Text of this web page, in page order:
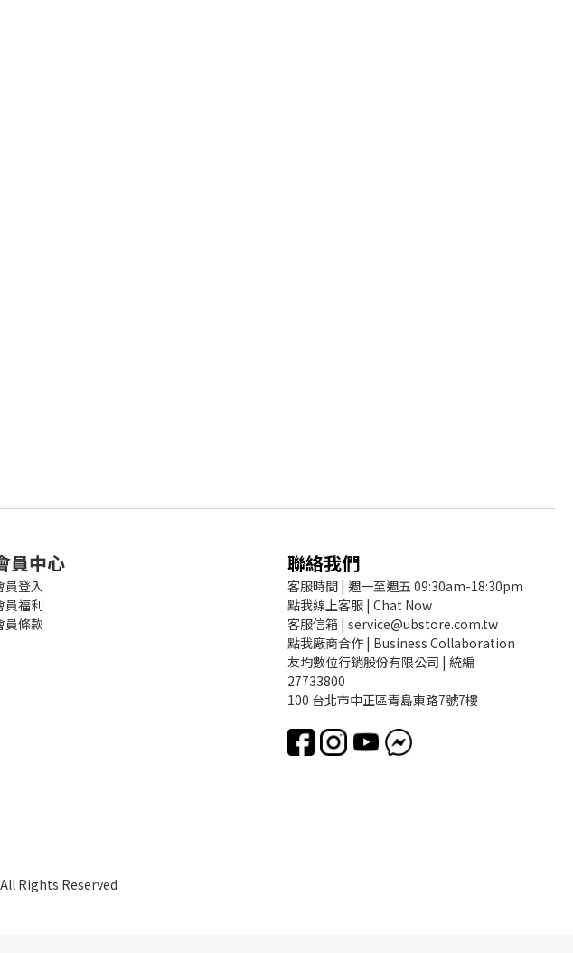
員中心
員登入
員福利
員條款
聯絡我們
客服時間 | 週一至週五 09:30am-18:30pm
點我線上客服 | Chat Now
客服信箱 | service@ubstore.com.tw
點我廠商合作 | Business Collaboration
友均數位行銷股份有限公司 | 統編
27733800
100 台北市中正區青島東路7號7樓
Rights Reserved